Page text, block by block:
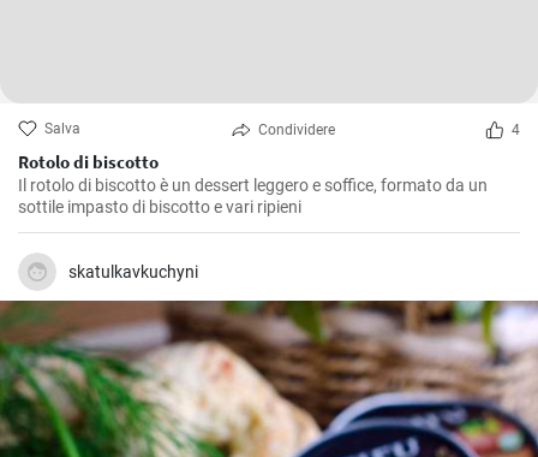
Salva Condividere 4
Rotolo di biscotto
Il rotolo di biscotto è un dessert leggero e soffice, formato da un
sottile impasto di biscotto e vari ripieni
skatulkavkuchyni